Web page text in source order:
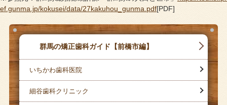
ef.gunma.jp/kokusei/data/27kakuhou_gunma.pdf[PDF]
群馬の矯正歯科ガイド【前橋市編】
いちかわ歯科医院
細谷歯科クリニック